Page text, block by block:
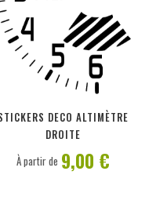
DECO ALTIMÈTRE
DROITE
À partir de 9,00 €